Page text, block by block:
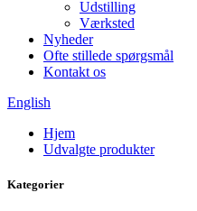
Udstilling
Værksted
Nyheder
Ofte stillede spørgsmål
Kontakt os
English
Hjem
Udvalgte produkter
Kategorier